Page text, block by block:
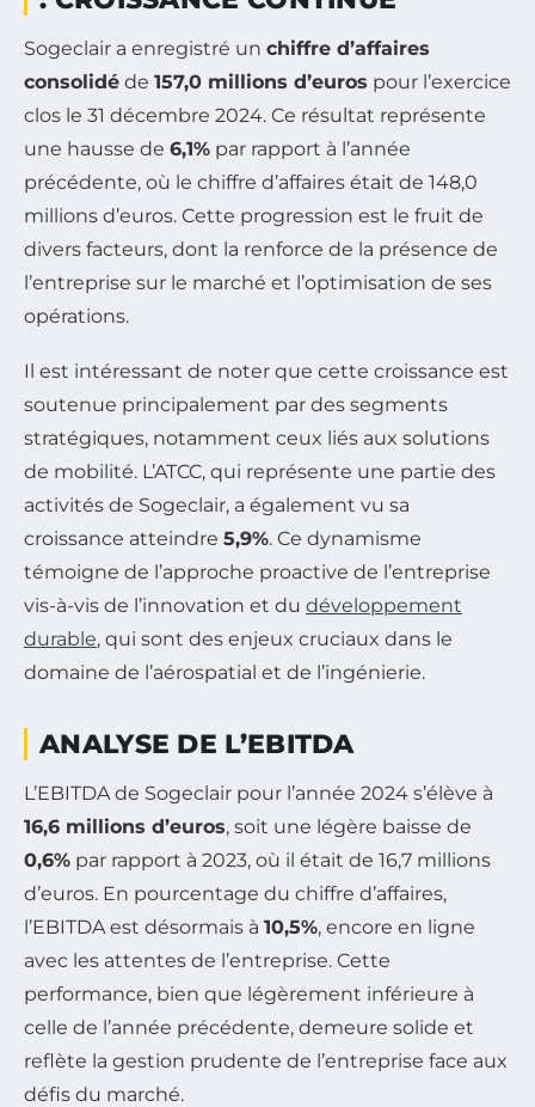
Sogeclair a enregistré un chiffre d’affaires
consolidé de 157,0 millions d’euros pour l’exercice
clos le 31 décembre 2024. Ce résultat représente
une hausse de 6,1% par rapport à l’année
précédente, où le chiffre d’affaires était de 148,0
millions d’euros. Cette progression est le fruit de
divers facteurs, dont la renforce de la présence de
l’entreprise sur le marché et l’optimisation de ses
opérations.
Il est intéressant de noter que cette croissance est
soutenue principalement par des segments
stratégiques, notamment ceux liés aux solutions
de mobilité. L’ATCC, qui représente une partie des
activités de Sogeclair, a également vu sa
croissance atteindre 5,9%. Ce dynamisme
témoigne de l’approche proactive de l’entreprise
vis-à-vis de l’innovation et du développement
durable, qui sont des enjeux cruciaux dans le
domaine de l’aérospatial et de l’ingénierie.
ANALYSE DE L’EBITDA
L’EBITDA de Sogeclair pour l’année 2024 s’élève à
16,6 millions d’euros, soit une légère baisse de
0,6% par rapport à 2023, où il était de 16,7 millions
d’euros. En pourcentage du chiffre d’affaires,
l’EBITDA est désormais à 10,5%, encore en ligne
avec les attentes de l’entreprise. Cette
performance, bien que légèrement inférieure à
celle de l’année précédente, demeure solide et
reflète la gestion prudente de l’entreprise face aux
défis du marché.